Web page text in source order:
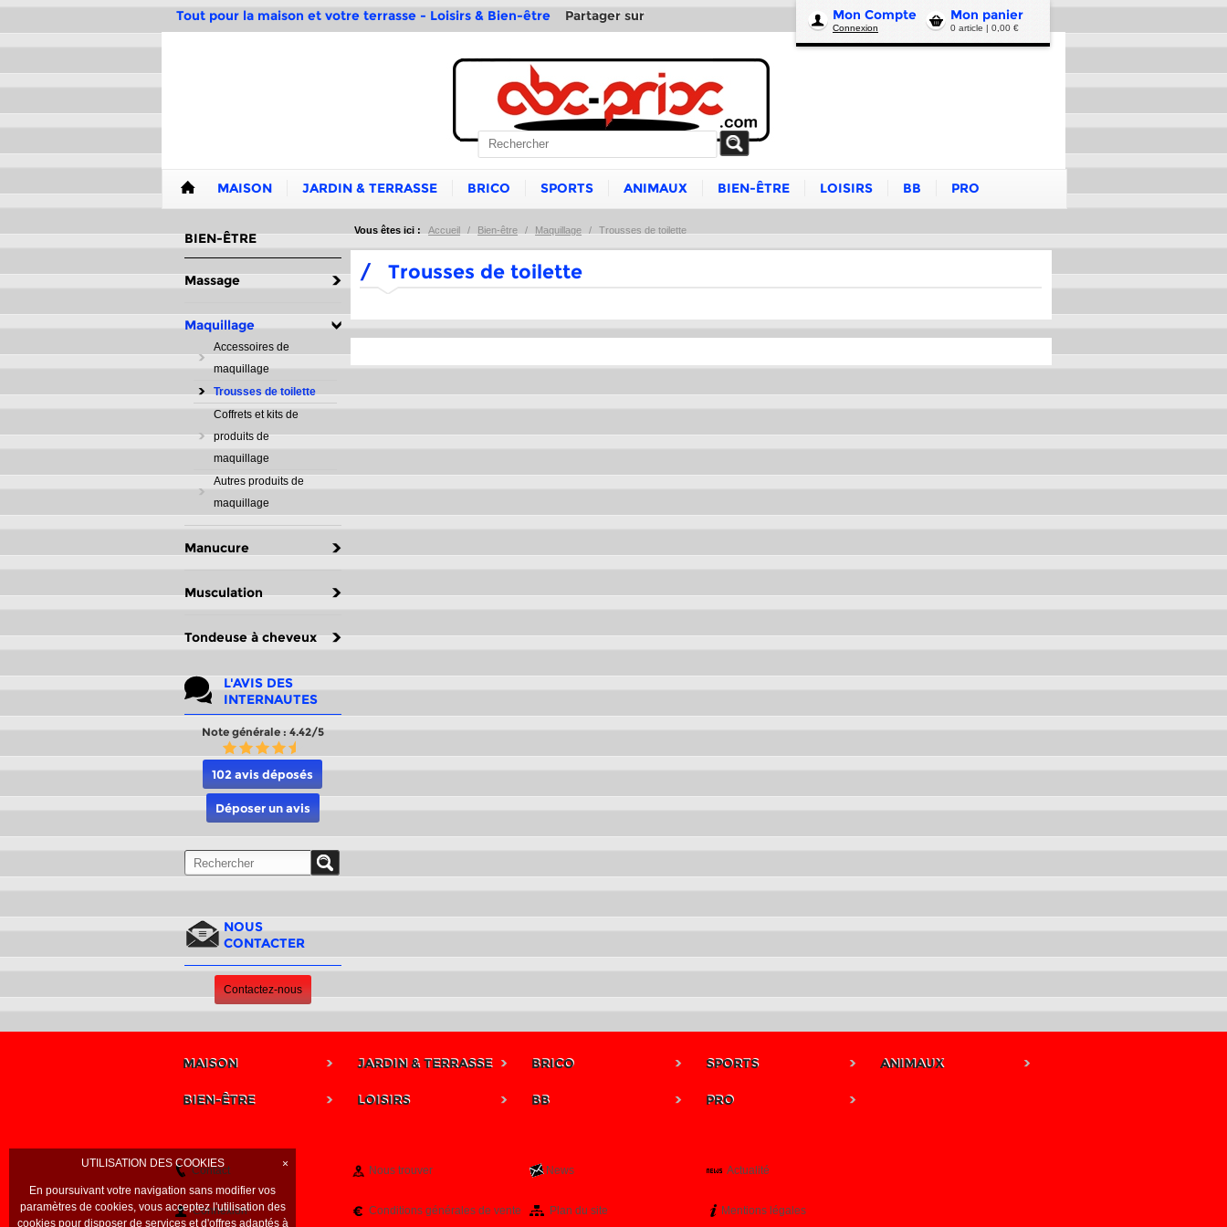
Mon panier
0 article | 0,00 €
Mon Compte
Connexion
Tout pour la maison et votre terrasse - Loisirs & Bien-être Partager sur
MAISON JARDIN & TERRASSE BRICO SPORTS ANIMAUX BIEN-ÊTRE LOISIRS BB PRO
UTILISATION DES COOKIES ×
En poursuivant votre navigation sans modifier vos
paramètres de cookies, vous acceptez l'utilisation des
cookies pour disposer de services et d'offres adaptés à
BIEN-ÊTRE
Massage
Maquillage
Accessoires de
maquillage
Trousses de toilette
Coffrets et kits de
produits de
maquillage
Autres produits de
maquillage
Manucure
Musculation
Tondeuse à cheveux
L'AVIS DES
INTERNAUTES
Note générale : 4.42/5
102 avis déposés
Déposer un avis
NOUS
CONTACTER
Contactez-nous
Vous êtes ici : Accueil / Bien-être / Maquillage / Trousses de toilette
/ Trousses de toilette
MAISON JARDIN & TERRASSE BRICO SPORTS ANIMAUX
BIEN-ÊTRE LOISIRS BB PRO
Contact Nous trouver News Actualité
Connexion Conditions générales de vente Plan du site Mentions légales